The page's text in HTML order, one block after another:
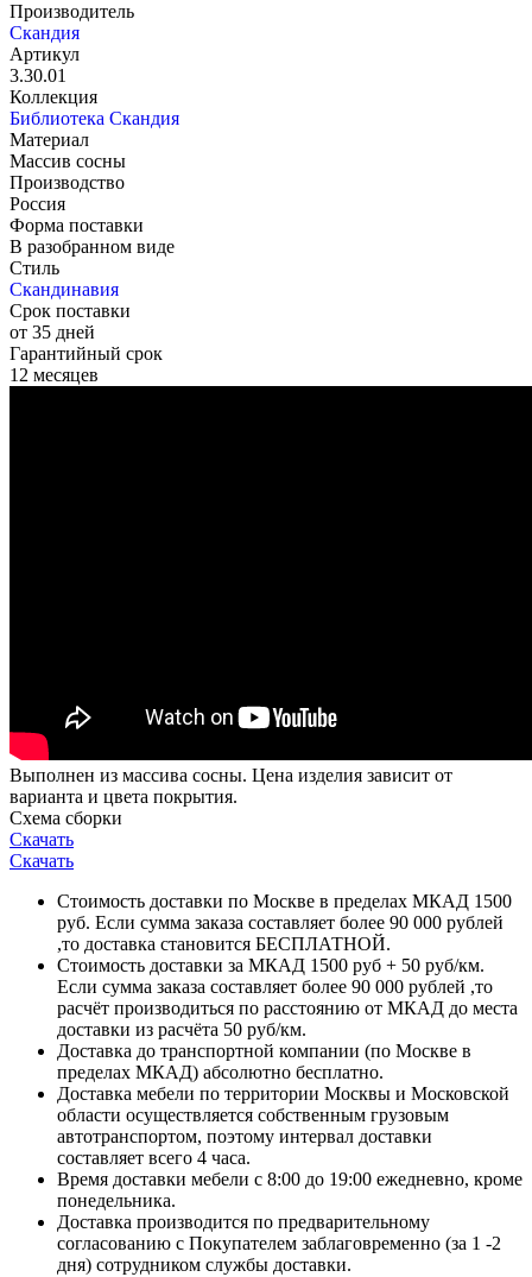
Производитель
Скандия
Артикул
3.30.01
Коллекция
Библиотека Скандия
Материал
Массив сосны
Производство
Россия
Форма поставки
В разобранном виде
Стиль
Скандинавия
Срок поставки
от 35 дней
Гарантийный срок
12 месяцев
Выполнен из массива сосны. Цена изделия зависит от
варианта и цвета покрытия.
Схема сборки
Скачать
Скачать
Стоимость доставки по Москве в пределах МКАД 1500
руб. Если сумма заказа составляет более 90 000 рублей
,то доставка становится БЕСПЛАТНОЙ.
Стоимость доставки за МКАД 1500 руб + 50 руб/км.
Если сумма заказа составляет более 90 000 рублей ,то
расчёт производиться по расстоянию от МКАД до места
доставки из расчёта 50 руб/км.
Доставка до транспортной компании (по Москве в
пределах МКАД) абсолютно бесплатно.
Доставка мебели по территории Москвы и Московской
области осуществляется собственным грузовым
автотранспортом, поэтому интервал доставки
составляет всего 4 часа.
Время доставки мебели с 8:00 до 19:00 ежедневно, кроме
понедельника.
Доставка производится по предварительному
согласованию с Покупателем заблаговременно (за 1 -2
дня) сотрудником службы доставки.